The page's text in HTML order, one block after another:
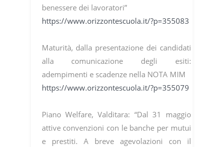
benessere dei lavoratori”
https://www.orizzontescuola.it/?p=355083
Maturità, dalla presentazione dei candidati
alla comunicazione degli esiti:
adempimenti e scadenze nella NOTA MIM
https://www.orizzontescuola.it/?p=355079
Piano Welfare, Valditara: “Dal 31 maggio
attive convenzioni con le banche per mutui
e prestiti. A breve agevolazioni con il